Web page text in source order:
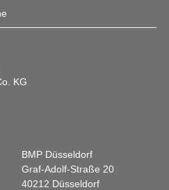
KG
BMP Düsseldorf
Graf-Adolf-Straße 20
40212 Düsseldorf